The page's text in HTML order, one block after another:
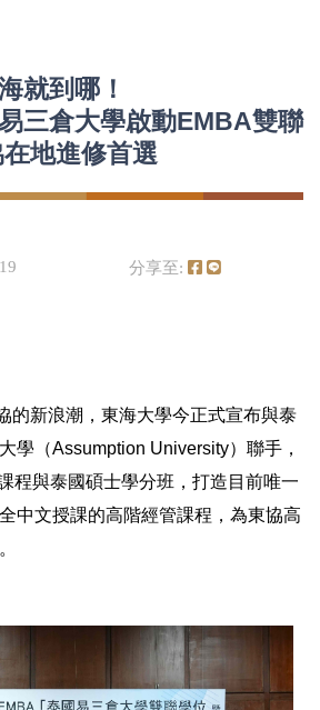
就到哪！
三倉大學啟動EMBA雙聯
地進修首選
分享至:
新浪潮，東海大學今正式宣布與泰
學（Assumption University）聯手，
程與泰國碩士學分班，打造目前唯一
中文授課的高階經管課程，為東協高